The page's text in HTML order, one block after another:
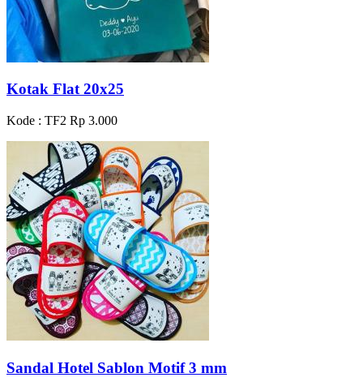
Kotak Flat 20x25
Kode : TF2 Rp 3.000
Sandal Hotel Sablon Motif 3 mm